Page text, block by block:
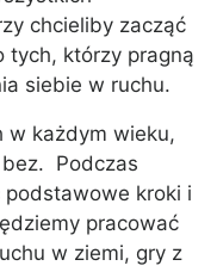
chcieliby zacząć
tych, którzy pragną
siebie w ruchu.
w każdym wieku,
Podczas
kroki i
pracować
w ziemi, gry z